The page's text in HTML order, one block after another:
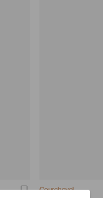
Courchevel